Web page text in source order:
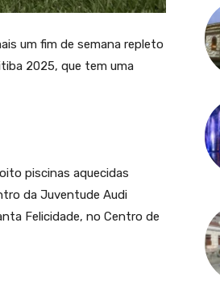
um fim de semana repleto
2025, que tem uma
piscinas aquecidas
da Juventude Audi
Felicidade, no Centro de